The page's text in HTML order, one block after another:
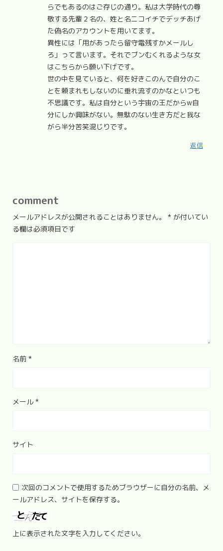
らでもあるのはご存じの通り。私は大学時代の尊
敬する先輩２名の、姓と名ニコイチでデッチあげ
た偽名のアカウントを用いてます。
異性には「用があったら留守電残すかメールし
ろ」って言います。それでブンむくれるような女
はこちらから願い下げです。
世の中を見ていると、何を好きこのんで自分のこ
とを頼まれもしないのに垂れ流すのかなといつも
不思議です。私は自分という宇宙の王だからw自
分にしか興味がない。無駄のない生き方だと我な
がら半分苦笑混じりです。
返信
comment
メールアドレスが公開されることはありません。 * が付いてい
る欄は必須項目です
名前 *
メール *
サイト
次回のコメントで使用するためブラウザーに自分の名前、メ
ールアドレス、サイトを保存する。
上に表示された文字を入力してください。